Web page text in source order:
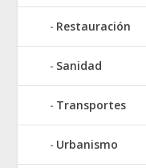
Restauración
Sanidad
Transportes
Urbanismo